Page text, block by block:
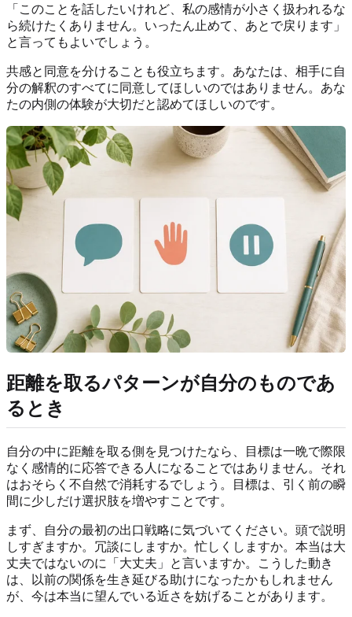
「このことを話したいけれど、私の感情が小さく扱われるな
ら続けたくありません。いったん止めて、あとで戻ります」
と言ってもよいでしょう。
共感と同意を分けることも役立ちます。あなたは、相手に自
分の解釈のすべてに同意してほしいのではありません。あな
たの内側の体験が大切だと認めてほしいのです。
距離を取るパターンが自分のものであ
るとき
自分の中に距離を取る側を見つけたなら、目標は一晩で際限
なく感情的に応答できる人になることではありません。それ
はおそらく不自然で消耗するでしょう。目標は、引く前の瞬
間に少しだけ選択肢を増やすことです。
まず、自分の最初の出口戦略に気づいてください。頭で説明
しすぎますか。冗談にしますか。忙しくしますか。本当は大
丈夫ではないのに「大丈夫」と言いますか。こうした動き
は、以前の関係を生き延びる助けになったかもしれません
が、今は本当に望んでいる近さを妨げることがあります。